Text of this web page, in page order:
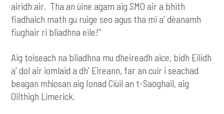
airidh air. Tha an ùine agam aig SMO air a bhith
fiadhaich math gu ruige seo agus tha mi a’ dèanamh
fiughair ri bliadhna eile!”
Aig toiseach na bliadhna mu dheireadh aice, bidh Eilidh
a’ dol air iomlaid a dh’ Eireann, far an cuir i seachad
beagan mhìosan aig Ionad Ciùil an t-Saoghail, aig
Oilthigh Limerick.